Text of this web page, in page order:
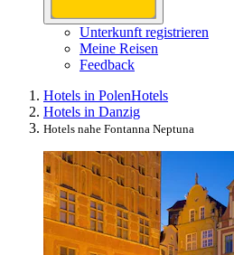
Unterkunft registrieren
Meine Reisen
Feedback
Hotels in PolenHotels
Hotels in Danzig
Hotels nahe Fontanna Neptuna